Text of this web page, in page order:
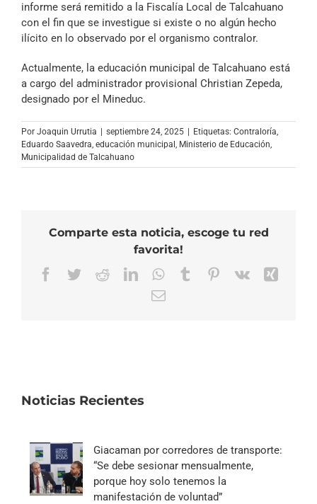
informe será remitido a la Fiscalía Local de Talcahuano
con el fin que se investigue si existe o no algún hecho
ilícito en lo observado por el organismo contralor.
Actualmente, la educación municipal de Talcahuano está
a cargo del administrador provisional Christian Zepeda,
designado por el Mineduc.
Por Joaquin Urrutia septiembre 24, 2025 Etiquetas: Contraloría,
Eduardo Saavedra, educación municipal , Ministerio de Educación,
Municipalidad de Talcahuano
Comparte esta noticia, escoge tu red
favorita!
Facebook
TwitterRedditLinkedInWhatsApp
TumblrPinterest
Vk
Correo
Noticias Recientes
Giacaman por corredores de transporte:
“Se debe sesionar mensualmente,
porque hoy solo tenemos la
manifestación de voluntad”